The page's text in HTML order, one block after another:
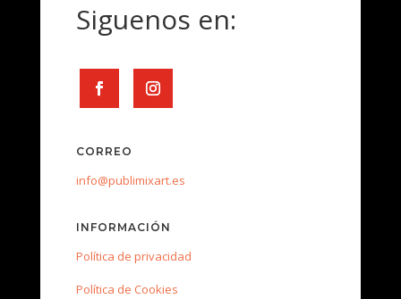
Siguenos en:
CORREO
info@publimixart.es
INFORMACIÓN
Política de privacidad
Política de Cookies